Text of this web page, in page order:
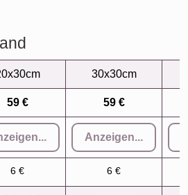
30x30cm
59 € 59 €
Anzeigen...
6 € 6 €